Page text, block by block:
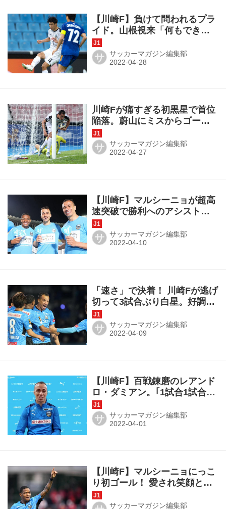
【川崎F】負けて問われるプラ
イド。山根視来「何もできな
い自分自身が腹立たしい」家
長昭博「最後まで信じてやり
たい」
サ サッカーマガジン編集部
川崎Fが痛すぎる初黒星で首位
陥落。蔚山にミスからゴール
を奪われて、猛攻で1点差まで
詰め寄るが届かず◎ACL第5節
サ サッカーマガジン編集部
【川崎F】マルシーニョが超高
速突破で勝利へのアシスト！
遠野大弥のフリックに「信じ
て走りました」
サ サッカーマガジン編集部
「速さ」で決着！ 川崎Fが逃げ
切って3試合ぶり白星。好調の
柏は1カ月ぶりの2敗目◎J1第8
節
サ サッカーマガジン編集部
【川崎F】百戦錬磨のレアンド
ロ・ダミアン。｢1試合1試合、
精一杯できることを最大限｣で
「100&50」へ
サ サッカーマガジン編集部
【川崎F】マルシーニョにっこ
り初ゴール！ 愛され笑顔と真
逆の冷徹フィニッシュは「練
習でやったことがそのまま出
サッカーマガジン編集部